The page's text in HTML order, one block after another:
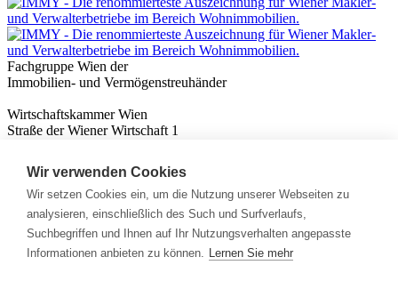
Fachgruppe Wien der
Immobilien- und Vermögenstreuhänder
Wirtschaftskammer Wien
Straße der Wiener Wirtschaft 1
Nützliches
Immobilienwissen
Formulare & Rechner
Expert:innen
Info
Wir verwenden Cookies
Wir setzen Cookies ein, um die Nutzung unserer Webseiten zu
analysieren, einschließlich des Such und Surfverlaufs,
Suchbegriffen und Ihnen auf Ihr Nutzungsverhalten angepasste
Informationen anbieten zu können. Lernen Sie mehr